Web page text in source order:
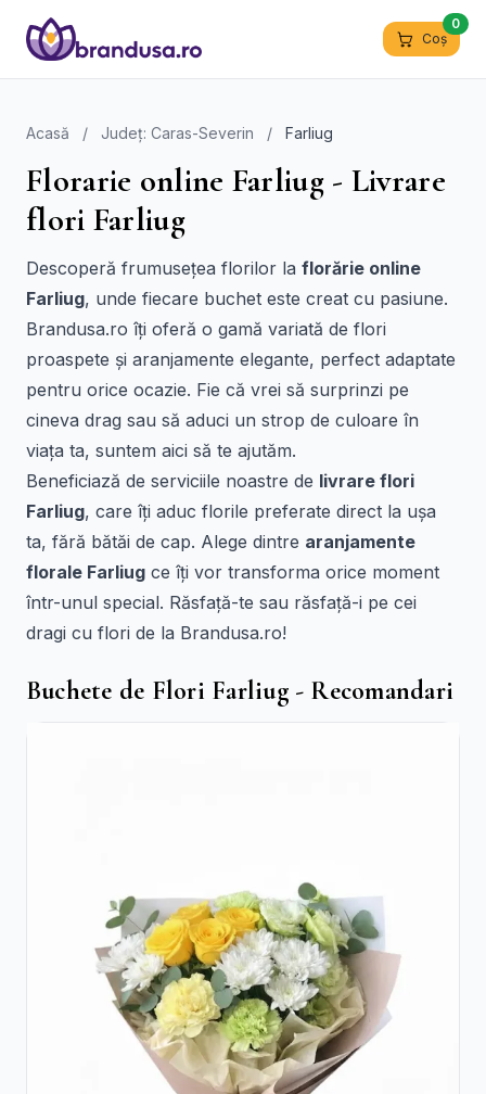
Coș
0
Acasă / Județ: Caras-Severin / Farliug
Florarie online Farliug - Livrare
flori Farliug
Descoperă frumusețea florilor la florărie online
Farliug, unde fiecare buchet este creat cu pasiune.
Brandusa.ro îți oferă o gamă variată de flori
proaspete și aranjamente elegante, perfect adaptate
pentru orice ocazie. Fie că vrei să surprinzi pe
cineva drag sau să aduci un strop de culoare în
viața ta, suntem aici să te ajutăm.
Beneficiază de serviciile noastre de livrare flori
Farliug, care îți aduc florile preferate direct la ușa
ta, fără bătăi de cap. Alege dintre aranjamente
florale Farliug ce îți vor transforma orice moment
într-unul special. Răsfață-te sau răsfață-i pe cei
dragi cu flori de la Brandusa.ro!
Buchete de Flori Farliug - Recomandari